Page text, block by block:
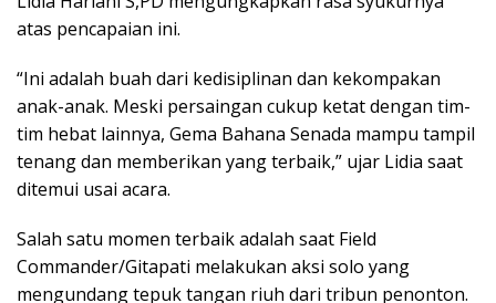
atas pencapaian ini.
“Ini adalah buah dari kedisiplinan dan kekompakan
anak-anak. Meski persaingan cukup ketat dengan tim-
tim hebat lainnya, Gema Bahana Senada mampu tampil
tenang dan memberikan yang terbaik,” ujar Lidia saat
ditemui usai acara.
Salah satu momen terbaik adalah saat Field
Commander/Gitapati melakukan aksi solo yang
mengundang tepuk tangan riuh dari tribun penonton.